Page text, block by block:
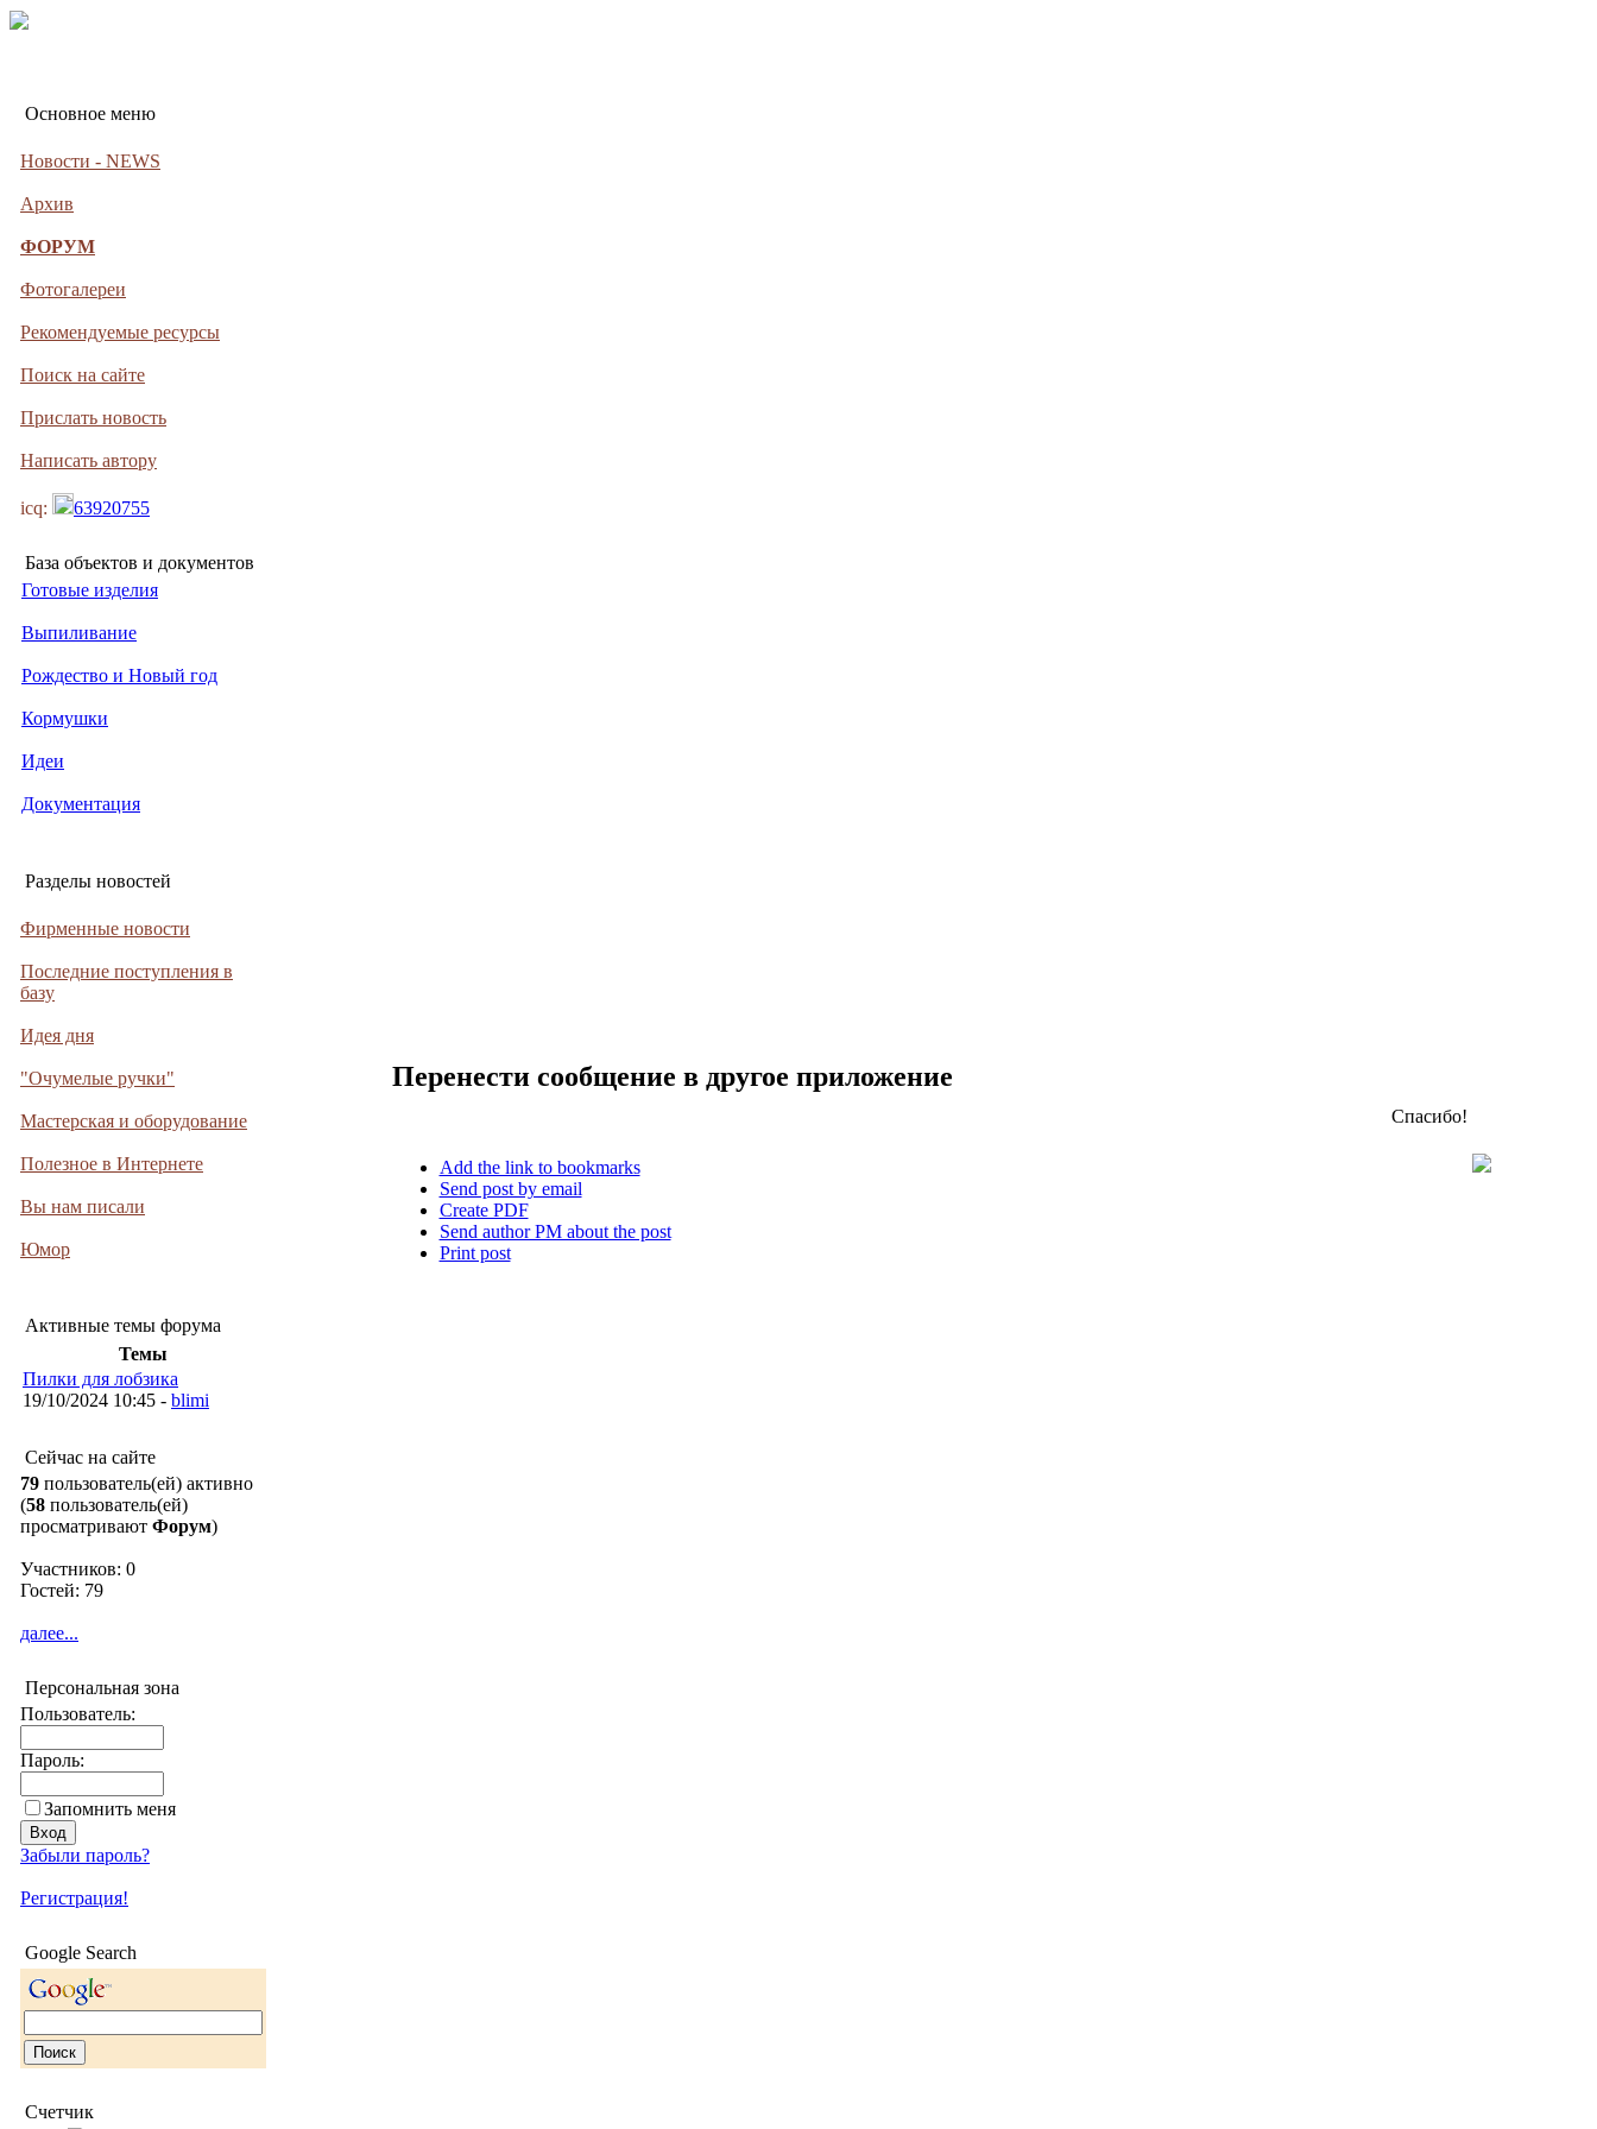
Основное меню
Новости - NEWS
Архив
ФОРУМ
Фотогалереи
Рекомендуемые ресурсы
Поиск на сайте
Прислать новость
Написать автору
icq: 63920755
База объектов и документов
Готовые изделия
Выпиливание
Рождество и Новый год
Кормушки
Идеи
Документация
Разделы новостей
Фирменные новости
Последние поступления в
базу
Идея дня
"Очумелые ручки"
Мастерская и оборудование
Полезное в Интернете
Вы нам писали
Юмор
Активные темы форума
Темы
Пилки для лобзика
19/10/2024 10:45 - blimi
Сейчас на сайте
79 пользователь(ей) активно
(58 пользователь(ей)
просматривают Форум)
Участников: 0
Гостей: 79
далее...
Персональная зона
Пользователь:
Пароль:
Запомнить меня
Забыли пароль?
Регистрация!
Google Search
Счетчик
Перенести сообщение в другое приложение
Add the link to bookmarks
Send post by email
Create PDF
Send author PM about the post
Print post
Спасибо!